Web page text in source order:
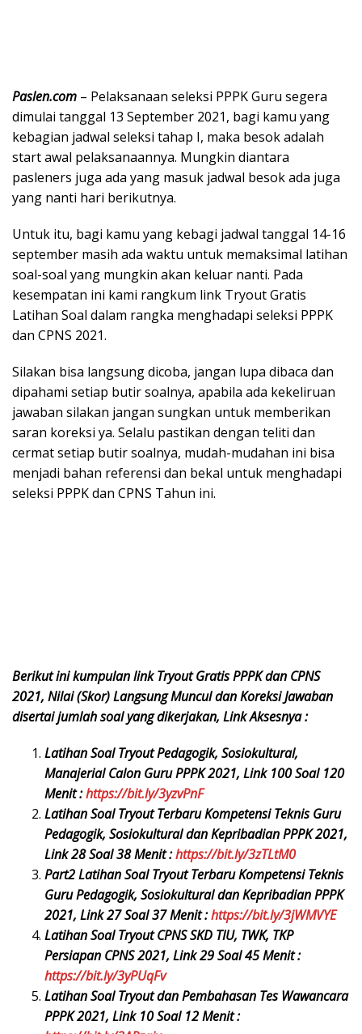
Paslen.com – Pelaksanaan seleksi PPPK Guru segera
dimulai tanggal 13 September 2021, bagi kamu yang
kebagian jadwal seleksi tahap I, maka besok adalah
start awal pelaksanaannya. Mungkin diantara
pasleners juga ada yang masuk jadwal besok ada juga
yang nanti hari berikutnya.
Untuk itu, bagi kamu yang kebagi jadwal tanggal 14-16
september masih ada waktu untuk memaksimal latihan
soal-soal yang mungkin akan keluar nanti. Pada
kesempatan ini kami rangkum link Tryout Gratis
Latihan Soal dalam rangka menghadapi seleksi PPPK
dan CPNS 2021.
Silakan bisa langsung dicoba, jangan lupa dibaca dan
dipahami setiap butir soalnya, apabila ada kekeliruan
jawaban silakan jangan sungkan untuk memberikan
saran koreksi ya. Selalu pastikan dengan teliti dan
cermat setiap butir soalnya, mudah-mudahan ini bisa
menjadi bahan referensi dan bekal untuk menghadapi
seleksi PPPK dan CPNS Tahun ini.
Berikut ini kumpulan link Tryout Gratis PPPK dan CPNS
2021, Nilai (Skor) Langsung Muncul dan Koreksi Jawaban
disertai jumlah soal yang dikerjakan, Link Aksesnya :
Latihan Soal Tryout Pedagogik, Sosiokultural,
Manajerial Calon Guru PPPK 2021, Link 100 Soal 120
Menit :https://bit.ly/3yzvPnF
Latihan Soal Tryout Terbaru Kompetensi Teknis Guru
Pedagogik, Sosiokultural dan Kepribadian PPPK 2021,
Link 28 Soal 38 Menit :https://bit.ly/3zTLtM0
Part2 Latihan Soal Tryout Terbaru Kompetensi Teknis
Guru Pedagogik, Sosiokultural dan Kepribadian PPPK
2021, Link 27 Soal 37 Menit :https://bit.ly/3jWMVYE
Latihan Soal Tryout CPNS SKD TIU, TWK, TKP
Persiapan CPNS 2021, Link 29 Soal 45 Menit :
https://bit.ly/3yPUqFv
Latihan Soal Tryout dan Pembahasan Tes Wawancara
PPPK 2021, Link 10 Soal 12 Menit :